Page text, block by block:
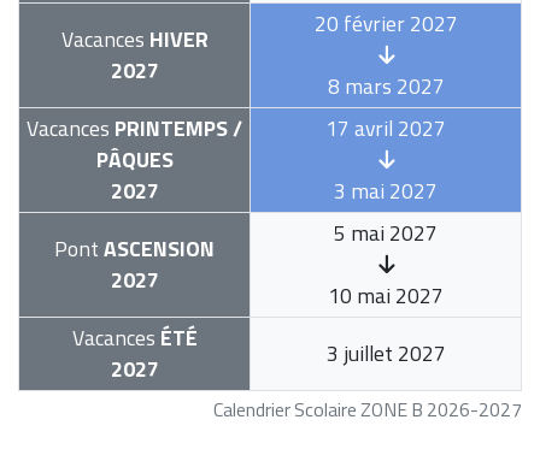
Calendrier Scolaire ZONE B 2026-2027
Vacances HIVER
2027
20 février 2027
8 mars 2027
Vacances PRINTEMPS /
PÂQUES
2027
17 avril 2027
3 mai 2027
PontASCENSION
2027
5 mai 2027
10 mai 2027
Vacances ÉTÉ
2027
3 juillet 2027